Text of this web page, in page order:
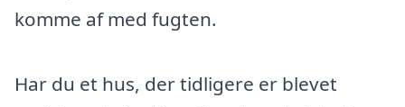
komme af med fugten.
Har du et hus, der tidligere er blevet